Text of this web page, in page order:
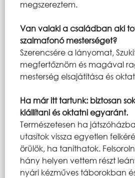
megszereztem.
Van valaki a családban aki
szalmafonó mesterséget?
Szerencsére a lányomat,
megfertőznöm és magával
mesterség elsajátítása és
Ha már itt tartunk: biztosan
kiállítani és oktatni egyaránt.
Természetesen ha
utasítok vissza egyetlen
örülök, ha taníthatok.
hány helyen vettem részt
nyári kézműves táborokban